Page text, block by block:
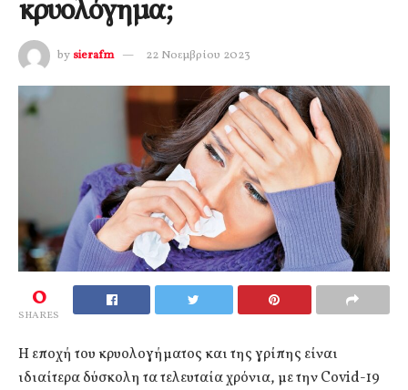
κρυολόγημα;
by sierafm 22 Νοεμβρίου 2023
0
SHARES
Η εποχή του κρυολογήματος και της γρίπης είναι
ιδιαίτερα δύσκολη τα τελευταία χρόνια, με την Covid-19